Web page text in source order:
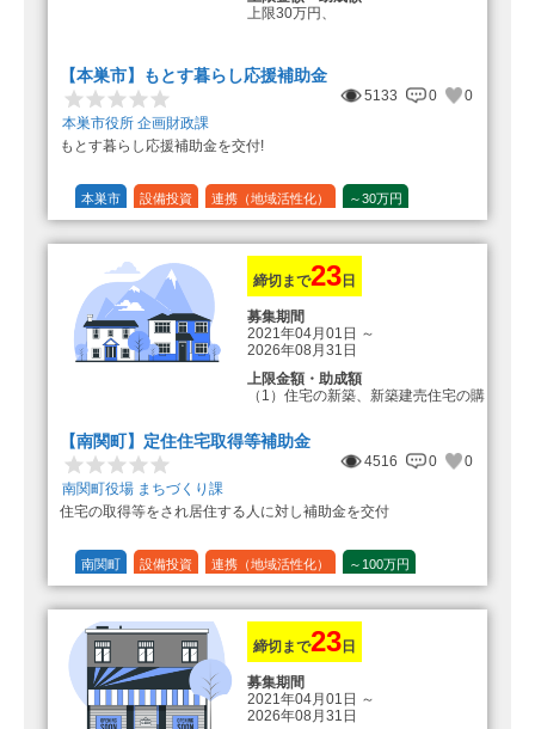
上限30万円、
【本巣市】もとす暮らし応援補助金
5133 0
0
本巣市役所 企画財政課
もとす暮らし応援補助金を交付!
本巣市 設備投資 連携（地域活性化） ～30万円
締切まで23 日
募集期間
2021年04月01日 ～
2026年08月31日
上限金額・助成額
（1）住宅の新築、新築建売住宅の購
登録事業者利用の場合25万円加
算（50万円＋25万円加算＝75万円）
算（25万円＋25万円加算＝50万円）
（3）住宅リフォーム 経費の20％
の額（限度額50万円）
（最大で50万円＋25万円加算＝75万
【南関町】定住住宅取得等補助金
4516 0
0
南関町役場 まちづくり課
住宅の取得等をされ居住する人に対し補助金を交付
南関町 設備投資 連携（地域活性化） ～100万円
締切まで23 日
募集期間
2021年04月01日 ～
2026年08月31日